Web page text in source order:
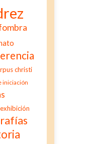
christi
iniciación
exhibición